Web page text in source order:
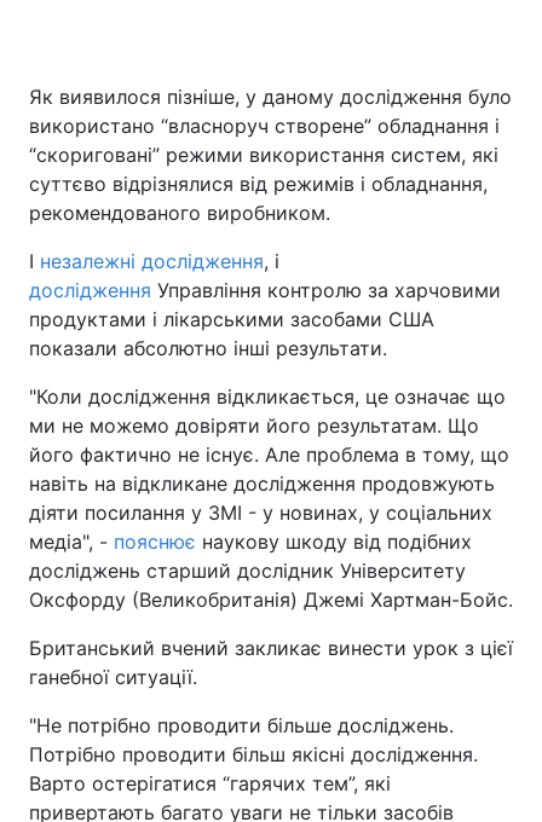
Як виявилося пізніше, у даному дослідження було
використано “власноруч створене” обладнання і
“скориговані” режими використання систем, які
суттєво відрізнялися від режимів і обладнання,
рекомендованого виробником.
І незалежні дослідження, і
дослідження Управління контролю за харчовими
продуктами і лікарськими засобами США
показали абсолютно інші результати.
"Коли дослідження відкликається, це означає що
ми не можемо довіряти його результатам. Що
його фактично не існує. Але проблема в тому, що
навіть на відкликане дослідження продовжують
діяти посилання у ЗМІ - у новинах, у соціальних
медіа", - пояснює наукову шкоду від подібних
досліджень старший дослідник Університету
Оксфорду (Великобританія) Джемі Хартман-Бойс.
Британський вчений закликає винести урок з цієї
ганебної ситуації.
"Не потрібно проводити більше досліджень.
Потрібно проводити більш якісні дослідження.
Варто остерігатися “гарячих тем”, які
привертають багато уваги не тільки засобів